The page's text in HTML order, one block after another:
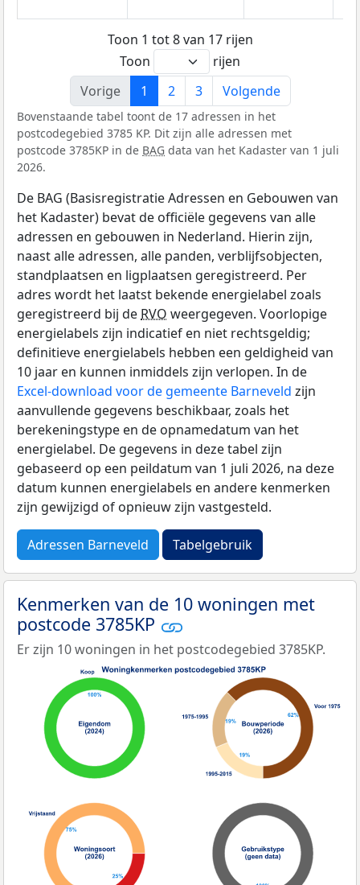
Toon 1 tot 8 van 17 rijen
Toon
rijen
Vorige
1 2 3 Volgende
Bovenstaande tabel toont de 17 adressen in het
postcodegebied 3785 KP. Dit zijn alle adressen met
postcode 3785KP in de BAG data van het Kadaster van 1 juli
2026.
De BAG (Basisregistratie Adressen en Gebouwen van
het Kadaster) bevat de officiële gegevens van alle
adressen en gebouwen in Nederland. Hierin zijn,
naast alle adressen, alle panden, verblijfsobjecten,
standplaatsen en ligplaatsen geregistreerd. Per
adres wordt het laatst bekende energielabel zoals
geregistreerd bij de RVO weergegeven. Voorlopige
energielabels zijn indicatief en niet rechtsgeldig;
definitieve energielabels hebben een geldigheid van
10 jaar en kunnen inmiddels zijn verlopen. In de
Excel-download voor de gemeente Barneveld zijn
aanvullende gegevens beschikbaar, zoals het
berekeningstype en de opnamedatum van het
energielabel. De gegevens in deze tabel zijn
gebaseerd op een peildatum van 1 juli 2026, na deze
datum kunnen energielabels en andere kenmerken
zijn gewijzigd of opnieuw zijn vastgesteld.
Adressen Barneveld Tabelgebruik
Kenmerken van de 10 woningen met
postcode 3785KP
Er zijn 10 woningen in het postcodegebied 3785KP.